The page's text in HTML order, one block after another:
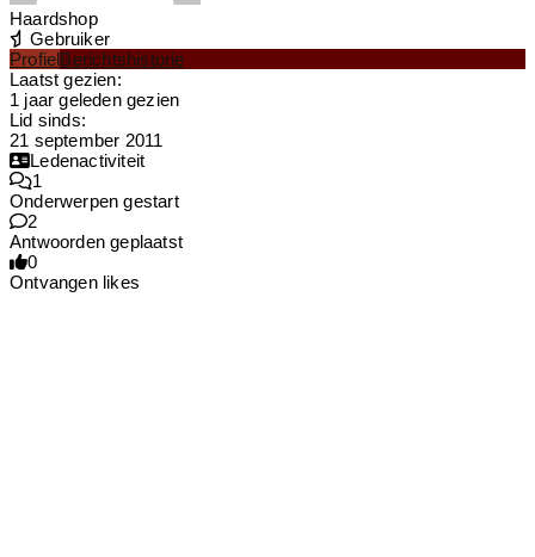
Haardshop
Gebruiker
ProfielBerichtshistorie
Laatst gezien:
1 jaar geleden gezien
Lid sinds:
21 september 2011
Ledenactiviteit
1
Onderwerpen gestart
2
Antwoorden geplaatst
0
Ontvangen likes